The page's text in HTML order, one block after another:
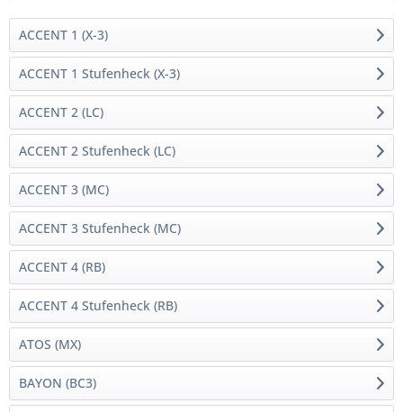
ACCENT 1 (X-3)
ACCENT 1 Stufenheck (X-3)
ACCENT 2 (LC)
ACCENT 2 Stufenheck (LC)
ACCENT 3 (MC)
ACCENT 3 Stufenheck (MC)
ACCENT 4 (RB)
ACCENT 4 Stufenheck (RB)
ATOS (MX)
BAYON (BC3)